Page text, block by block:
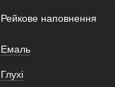
Рейкове наповнення
Емаль
Глухі